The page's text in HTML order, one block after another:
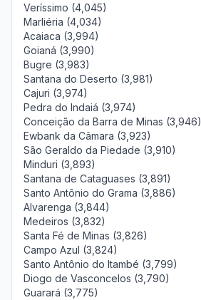
Veríssimo (4,045)
Marliéria (4,034)
Acaiaca (3,994)
Goianá (3,990)
Bugre (3,983)
Santana do Deserto (3,981)
Cajuri (3,974)
Pedra do Indaiá (3,974)
Conceição da Barra de Minas (3,946)
Ewbank da Câmara (3,923)
São Geraldo da Piedade (3,910)
Minduri (3,893)
Santana de Cataguases (3,891)
Santo Antônio do Grama (3,886)
Alvarenga (3,844)
Medeiros (3,832)
Santa Fé de Minas (3,826)
Campo Azul (3,824)
Santo Antônio do Itambé (3,799)
Diogo de Vasconcelos (3,790)
Guarará (3,775)